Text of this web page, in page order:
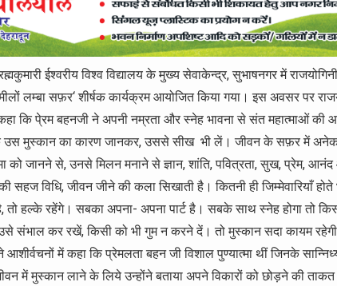
ईश्वरीय विश्व विद्यालय के मुख्य सेवाकेन्द्र, सुभाषनगर में
लम्बा सफ़र‘ शीर्षक कार्यक्रम आयोजित किया गया। इस अवसर पर
कि पे्रम बहनजी ने अपनी नम्रता और स्नेह भावना से संत महात्माओं की
उस मुस्कान का कारण जानकर, उससे सीख भी लें। जीवन के सफ़र में
को जानने से, उनसे मिलन मनाने से ज्ञान, शांति, पवित्रता, सुख, प्रेम,
सहज विधि, जीवन जीने की कला सिखाती है। कितनी ही जिम्मेवारियाँ होते
तो हल्के रहेंगे। सबका अपना- अपना पार्ट है। सबके साथ स्नेह होगा तो
संभाल कर रखें, किसी को भी गुम न करने दें। तो मुस्कान सदा कायम
ने आशीर्वचनों में कहा कि प्रेमलता बहन जी विशाल पुण्यात्मा थीं जिनके
में मुस्कान लाने के लिये उन्होंने बताया अपने विकारों को छोड़ने की